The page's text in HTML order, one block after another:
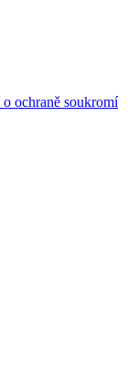
o ochraně soukromí